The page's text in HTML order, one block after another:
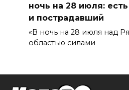
ночь на 28 июля:
и пострадавший
«В ночь на 28 июля над
областью силами